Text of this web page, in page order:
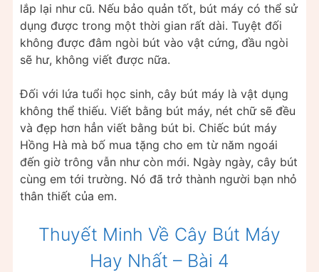
lắp lại như cũ. Nếu bảo quản tốt, bút máy có thể sử
dụng được trong một thời gian rất dài. Tuyệt đối
không được đâm ngòi bút vào vật cứng, đầu ngòi
sẽ hư, không viết được nữa.
Đối với lứa tuổi học sinh, cây bút máy là vật dụng
không thể thiếu. Viết bằng bút máy, nét chữ sẽ đều
và đẹp hơn hẳn viết bằng bút bi. Chiếc bút máy
Hồng Hà mà bố mua tặng cho em từ năm ngoái
đến giờ trông vẫn như còn mới. Ngày ngày, cây bút
cùng em tới trường. Nó đã trở thành người bạn nhỏ
thân thiết của em.
Thuyết Minh Về Cây Bút Máy
Hay Nhất – Bài 4